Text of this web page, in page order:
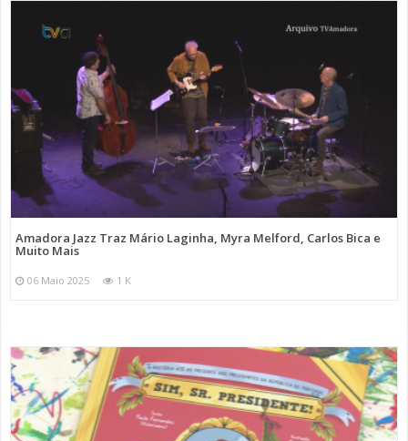
Amadora Jazz Traz Mário Laginha, Myra Melford, Carlos Bica e
Muito Mais
06 Maio 2025 1 K